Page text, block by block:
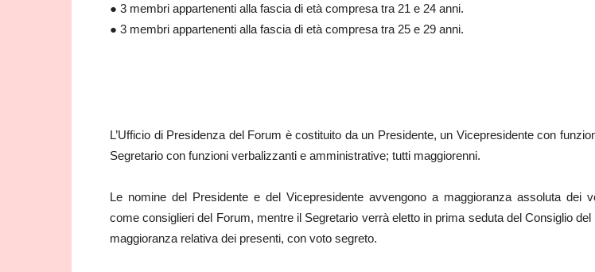
● 3 membri appartenenti alla fascia di età compresa tra 21 e 24 anni.
● 3 membri appartenenti alla fascia di età compresa tra 25 e 29 anni.
L’Ufficio di Presidenza del Forum è costituito da un Presidente, un Vicepresidente con
Segretario con funzioni verbalizzanti e amministrative; tutti maggiorenni.
Le nomine del Presidente e del Vicepresidente avvengono a maggioranza assoluta dei
come consiglieri del Forum, mentre il Segretario verrà eletto in prima seduta del Consiglio
maggioranza relativa dei presenti, con voto segreto.